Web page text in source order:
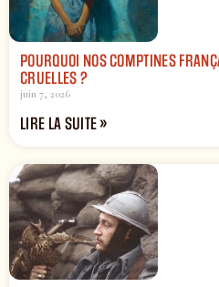
POURQUOI NOS COMPTINES
CRUELLES ?
juin 7, 2026
LIRE LA SUITE »